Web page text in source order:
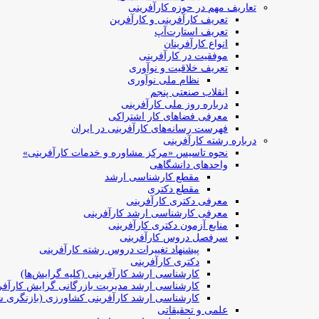
تعاریف مهم در حوزه کارآفرینی
تعریف کارآفرینی و کارآفرین
تعریف استارت‌آپ
انواع کارآفرینان
موفقیت در کارآفرینی
تعریف خلاقیت و نوآوری
نظام ملی نوآوری
انقلاب صنعتی پنجم
درباره روز ملی کارآفرینی
معرفی فضاهای کار اشتراکی
فهرست رسانه‌های کارآفرینی در ایران
درباره رشته کارآفرینی
نحوه تاسیس «مرکز مشاوره و خدمات کارآفرینی»
واحدهای دانشگاهی
مقطع کارشناسی ارشد
مقطع دکتری
معرفی دکتری کارآفرینی
معرفی کارشناسی ارشد کارآفرینی
منابع آزمون دکتری کارآفرینی
سرفصل دروس کارآفرینی
پیشنهاد تغییرات دروس رشته کارآفرینی
دکتری کارآفرینی
کارشناسی ارشد کارآفرینی (کلیه گرایش‌ها)
کارشناسی ارشد مدیریت بازرگانی گرایش
کارشناسی ارشد کارآفرینی کشاورزی (بازنگری
علمی و تحقیقاتی